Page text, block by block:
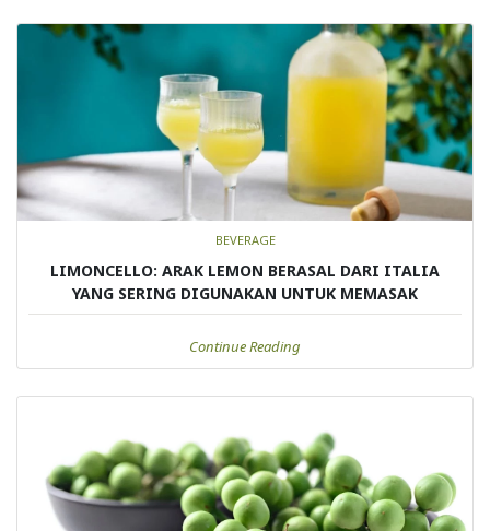
BEVERAGE
LIMONCELLO: ARAK LEMON BERASAL DARI ITALIA
YANG SERING DIGUNAKAN UNTUK MEMASAK
Continue Reading